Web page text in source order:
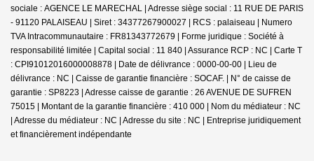
sociale : AGENCE LE MARECHAL | Adresse siège social : 11 RUE DE PARIS
- 91120 PALAISEAU | Siret : 34377267900027 | RCS : palaiseau | Numero
TVA Intracommunautaire : FR81343772679 | Forme juridique : Société à
responsabilité limitée | Capital social : 11 840 | Assurance RCP : NC | Carte T
: CPI91012016000008878 | Date de délivrance : 0000-00-00 | Lieu de
délivrance : NC | Caisse de garantie financière : SOCAF. | N° de caisse de
garantie : SP8223 | Adresse caisse de garantie : 26 AVENUE DE SUFREN
75015 | Montant de la garantie financière : 410 000 | Nom du médiateur : NC
| Adresse du médiateur : NC | Adresse du site : NC | Entreprise juridiquement
et financièrement indépendante